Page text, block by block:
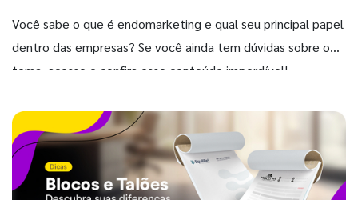
Você sabe o que é endomarketing e qual seu principal papel
dentro das empresas? Se você ainda tem dúvidas sobre o
tema, acesse e confira esse conteúdo imperdível!